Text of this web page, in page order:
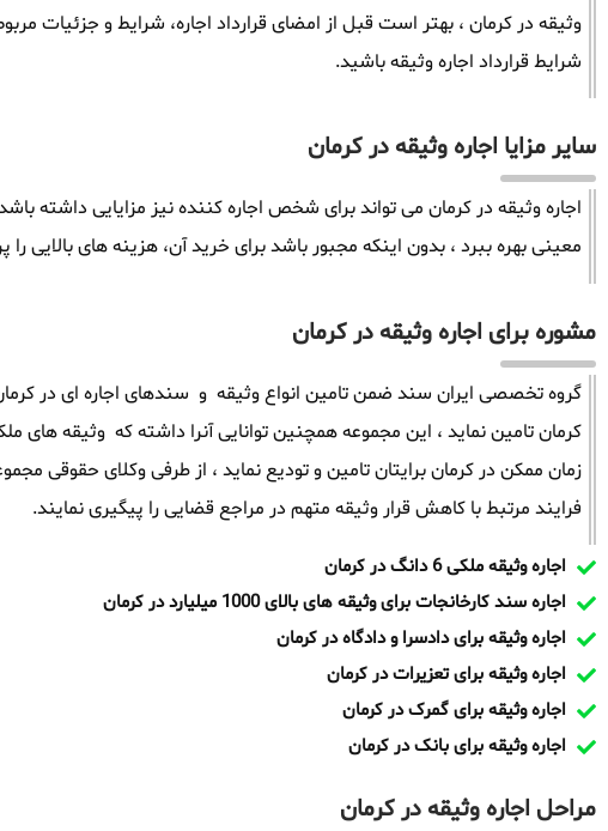
وثیقه در کرمان ، بهتر است قبل از امضای قرارداد اجاره، شرایط و جزئیات
شرایط قرارداد اجاره وثیقه باشید.
سایر مزایا اجاره وثیقه در کرمان
اجاره وثیقه در کرمان می تواند برای شخص اجاره کننده نیز مزایایی داشته
معینی بهره ببرد ، بدون اینکه مجبور باشد برای خرید آن، هزینه های بالایی را
مشوره برای اجاره وثیقه در کرمان
گروه تخصصی ایران سند ضمن تامین انواع وثیقه و سندهای اجاره ای در
زمان ممکن در کرمان برایتان تامین و تودیع نماید ، از طرفی وکلای حقوقی
فرایند مرتبط با کاهش قرار وثیقه متهم در مراجع قضایی را پیگیری نمایند.
اجاره وثیقه ملکی 6 دانگ در کرمان
اجاره سند کارخانجات برای وثیقه های بالای 1000 میلیارد در کرمان
اجاره وثیقه برای دادسرا و دادگاه در کرمان
اجاره وثیقه برای تعزیرات در کرمان
اجاره وثیقه برای گمرک در کرمان
اجاره وثیقه برای بانک در کرمان
مراحل اجاره وثیقه در کرمان